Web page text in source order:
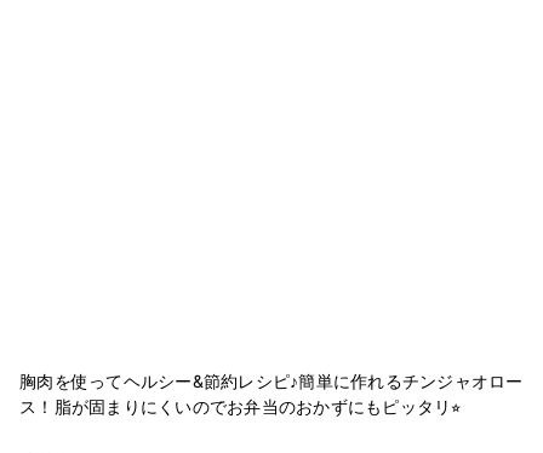
胸肉を使ってヘルシー&節約レシピ♪簡単に作れるチンジャオロー
ス！脂が固まりにくいのでお弁当のおかずにもピッタリ⭐︎